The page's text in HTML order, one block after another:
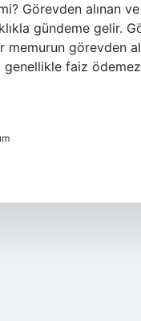
Görevden alınan
gündeme gelir.
görevden
faiz